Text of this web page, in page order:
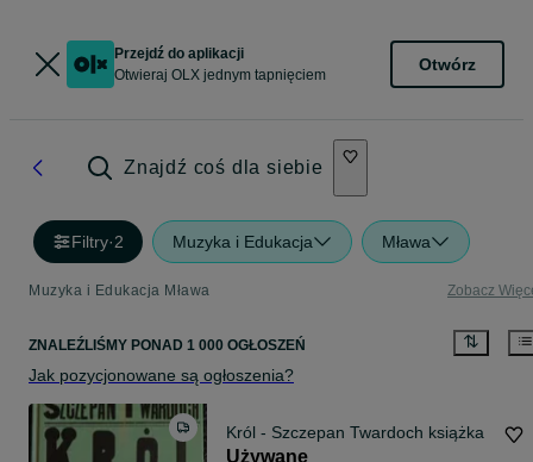
Przejdź do aplikacji
Otwieraj OLX jednym tapnięciem
Otwórz
Znajdź coś dla siebie
Filtry·2 Muzyka i Edukacja Mława
Muzyka i Edukacja Mława Zobacz
ZNALEŹLIŚMY PONAD 1 000 OGŁOSZEŃ
Jak pozycjonowane są ogłoszenia?
Król - Szczepan Twardoch książka
Używane